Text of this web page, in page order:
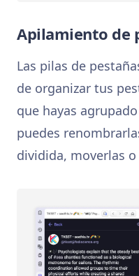
Apilamiento de
Las pilas de
de organizar tus
que hayas
puedes
dividida, moverlas